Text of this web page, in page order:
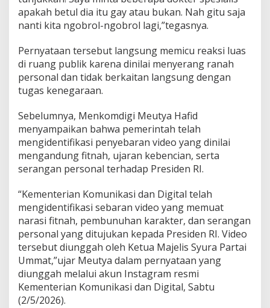
apakah betul dia itu gay atau bukan. Nah gitu saja
nanti kita ngobrol-ngobrol lagi,”tegasnya.
Pernyataan tersebut langsung memicu reaksi luas
di ruang publik karena dinilai menyerang ranah
personal dan tidak berkaitan langsung dengan
tugas kenegaraan.
Sebelumnya, Menkomdigi Meutya Hafid
menyampaikan bahwa pemerintah telah
mengidentifikasi penyebaran video yang dinilai
mengandung fitnah, ujaran kebencian, serta
serangan personal terhadap Presiden RI.
“Kementerian Komunikasi dan Digital telah
mengidentifikasi sebaran video yang memuat
narasi fitnah, pembunuhan karakter, dan serangan
personal yang ditujukan kepada Presiden RI. Video
tersebut diunggah oleh Ketua Majelis Syura Partai
Ummat,”ujar Meutya dalam pernyataan yang
diunggah melalui akun Instagram resmi
Kementerian Komunikasi dan Digital, Sabtu
(2/5/2026).